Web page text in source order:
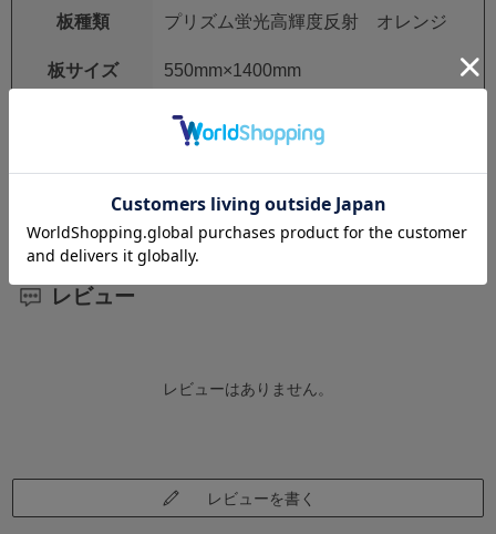
板種類 プリズム蛍光高輝度反射 オレンジ
板サイズ 550mm×1400mm
25mm角 シルバーアロイ
レビュー
レビューはありません。
レビューを書く